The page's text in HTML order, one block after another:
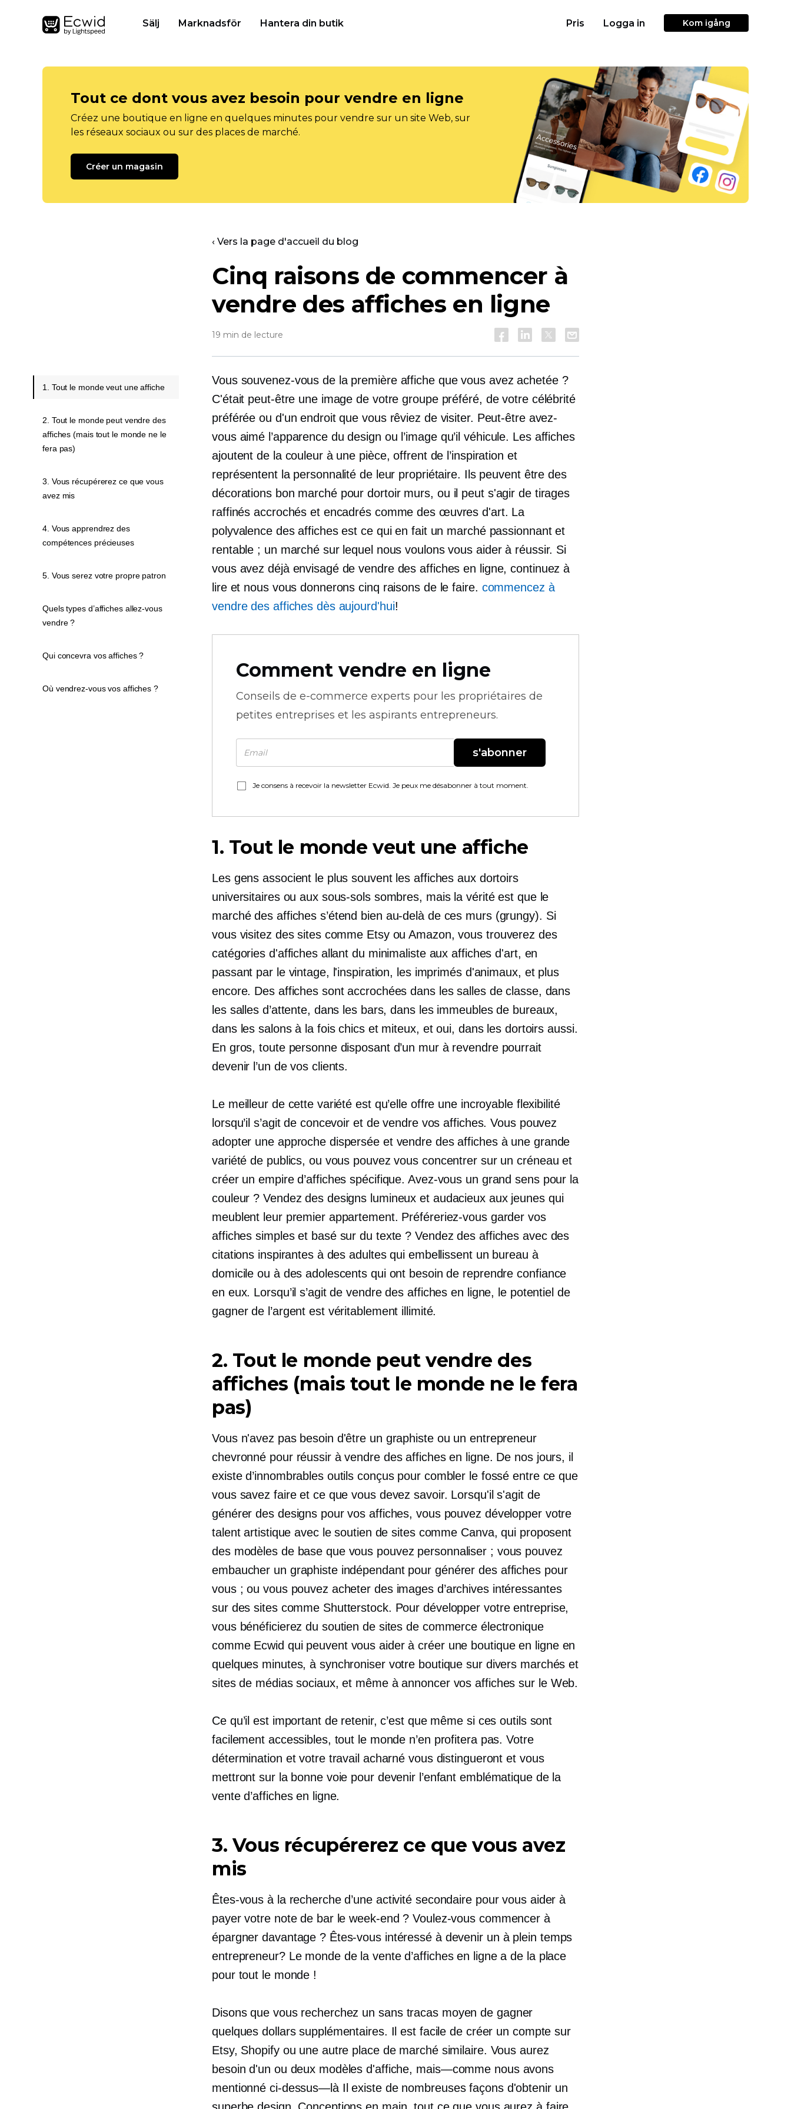
Sälj Marknadsför Hantera din butik Pris Logga in Kom igång
Tout ce dont vous avez besoin pour vendre en ligne
Créez une boutique en ligne en quelques minutes pour vendre sur un site Web, sur
les réseaux sociaux ou sur des places de marché.
Créer un magasin
‹ Vers la page d'accueil du blog
Cinq raisons de commencer à
vendre des affiches en ligne
19 min de lecture
Vous souvenez-vous de la première affiche que vous avez achetée ?
C'était peut-être une image de votre groupe préféré, de votre célébrité
préférée ou d'un endroit que vous rêviez de visiter. Peut-être avez-
vous aimé l’apparence du design ou l’image qu’il véhicule. Les affiches
ajoutent de la couleur à une pièce, offrent de l’inspiration et
représentent la personnalité de leur propriétaire. Ils peuvent être des
décorations bon marché pourdortoirmurs, ou il peut s'agir de tirages
raffinés accrochés et encadrés comme des œuvres d'art. La
polyvalence des affiches est ce qui en fait un marché passionnant et
rentable ; un marché sur lequel nous voulons vous aider à réussir. Si
vous avez déjà envisagé de vendre des affiches en ligne, continuez à
lire et nous vous donnerons cinq raisons de le faire. commencez à
vendre des affiches dès aujourd'hui!
Comment vendre en ligne
Conseils de e-commerce experts pour les propriétaires de
petites entreprises et les aspirants entrepreneurs.
s'abonner
Je consens à recevoir la newsletter Ecwid. Je peux me désabonner à tout moment.
1. Tout le monde veut une affiche
Les gens associent le plus souvent les affiches aux dortoirs
universitaires ou aux sous-sols sombres, mais la vérité est que le
marché des affiches s’étend bien au-delà de ces murs (grungy). Si
vous visitez des sites comme Etsy ou Amazon, vous trouverez des
catégories d'affiches allant du minimaliste aux affiches d'art, en
passant par le vintage, l'inspiration, les imprimés d'animaux, et plus
encore. Des affiches sont accrochées dans les salles de classe, dans
les salles d’attente, dans les bars, dans les immeubles de bureaux,
dans les salons à la fois chics et miteux, et oui, dans les dortoirs aussi.
En gros, toute personne disposant d’un mur à revendre pourrait
devenir l’un de vos clients.
Le meilleur de cette variété est qu’elle offre une incroyable flexibilité
lorsqu’il s’agit de concevoir et de vendre vos affiches. Vous pouvez
adopter une approche dispersée et vendre des affiches à une grande
variété de publics, ou vous pouvez vous concentrer sur un créneau et
créer un empire d’affiches spécifique. Avez-vous un grand sens pour la
couleur ? Vendez des designs lumineux et audacieux aux jeunes qui
meublent leur premier appartement. Préféreriez-vous garder vos
affiches simples et basé sur du texte ? Vendez des affiches avec des
citations inspirantes à des adultes qui embellissent un bureau à
domicile ou à des adolescents qui ont besoin de reprendre confiance
en eux. Lorsqu’il s’agit de vendre des affiches en ligne, le potentiel de
gagner de l’argent est véritablement illimité.
2. Tout le monde peut vendre des
affiches (mais tout le monde ne le fera
pas)
Vous n'avez pas besoin d'être un graphiste ou un entrepreneur
chevronné pour réussir à vendre des affiches en ligne. De nos jours, il
existe d’innombrables outils conçus pour combler le fossé entre ce que
vous savez faire et ce que vous devez savoir. Lorsqu'il s'agit de
générer des designs pour vos affiches, vous pouvez développer votre
talent artistique avec le soutien de sites comme Canva, qui proposent
des modèles de base que vous pouvez personnaliser ; vous pouvez
embaucher un graphiste indépendant pour générer des affiches pour
vous ; ou vous pouvez acheter des images d’archives intéressantes
sur des sites comme Shutterstock. Pour développer votre entreprise,
vous bénéficierez du soutien de sites de commerce électronique
comme Ecwid qui peuvent vous aider à créer une boutique en ligne en
quelques minutes, à synchroniser votre boutique sur divers marchés et
sites de médias sociaux, et même à annoncer vos affiches sur le Web.
Ce qu’il est important de retenir, c’est que même si ces outils sont
facilement accessibles, tout le monde n’en profitera pas. Votre
détermination et votre travail acharné vous distingueront et vous
mettront sur la bonne voie pour devenir l’enfant emblématique de la
vente d’affiches en ligne.
3. Vous récupérerez ce que vous avez
mis
Êtes-vous à la recherche d’une activité secondaire pour vous aider à
payer votre note de bar le week-end ? Voulez-vous commencer à
épargner davantage ? Êtes-vous intéressé à devenir un à plein temps
entrepreneur? Le monde de la vente d’affiches en ligne a de la place
pour tout le monde !
Disons que vous recherchez un sans tracasmoyen de gagner
quelques dollars supplémentaires. Il est facile de créer un compte sur
Etsy, Shopify ou une autre place de marché similaire. Vous aurez
besoin d'un ou deux modèles d'affiche, mais—comme nous avons
mentionnéci-dessus—làIl existe de nombreuses façons d'obtenir un
1. Tout le monde veut une affiche
2. Tout le monde peut vendre des
affiches (mais tout le monde ne le
fera pas)
3. Vous récupérerez ce que vous
avez mis
4. Vous apprendrez des
compétences précieuses
5. Vous serez votre propre patron
Quels types d’affiches allez-vous
vendre ?
Qui concevra vos affiches ?
Où vendrez-vous vos affiches ?